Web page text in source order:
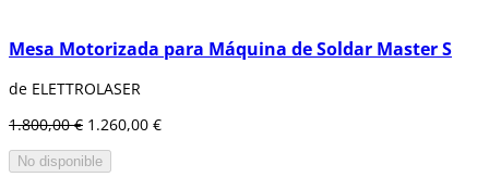
Mesa Motorizada para Máquina de Soldar Master S
de ELETTROLASER
1.800,00 € 1.260,00 €
No disponible